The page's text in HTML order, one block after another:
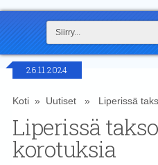
26.11.2024
Koti» Uutiset» Liperissä
Liperissä
korotuksia